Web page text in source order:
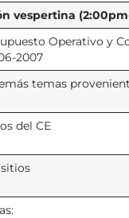
vespertina
Operativo y
2007
temas
del CE